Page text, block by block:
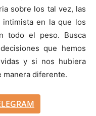
sobre los tal vez, las
en la que los
todo el peso. Busca
que hemos
y si nos hubiera
manera diferente.